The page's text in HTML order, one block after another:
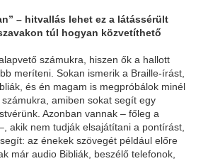
– hitvallás lehet ez a látássérült
túl hogyan közvetíthető
számukra, hiszen ők a hallott
meríteni. Sokan ismerik a Braille-írást,
és én magam is megpróbálok minél
amiben sokat segít egy
Azonban vannak – főleg a
akik nem tudják elsajátítani a pontírást,
az énekek szövegét például előre
már audio Bibliák, beszélő telefonok,